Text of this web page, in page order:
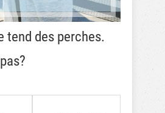
tend des perches.